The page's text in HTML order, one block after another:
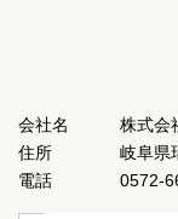
会社名
株式会
住所
岐阜県
電話
0572-